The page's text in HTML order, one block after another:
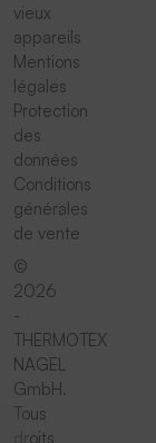
vieux
appareils
Mentions
légales
Protection
des
données
Conditions
générales
de vente
©
2026
-
THERMOTEX
NAGEL
GmbH.
Tous
droits